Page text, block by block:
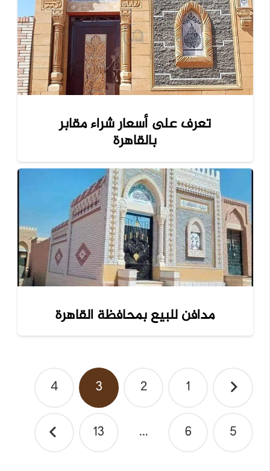
تعرف على أسعار شراء مقابر
بالقاهرة
مدافن للبيع بمحافظة القاهرة
تصفّح
المقالات 1
2
3
4
5
6
…
13